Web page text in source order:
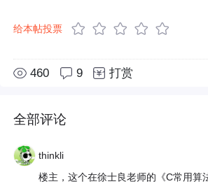
给本帖投票
460 9 打赏
全部评论
thinkli
楼主，这个在徐士良老师的《C常用算